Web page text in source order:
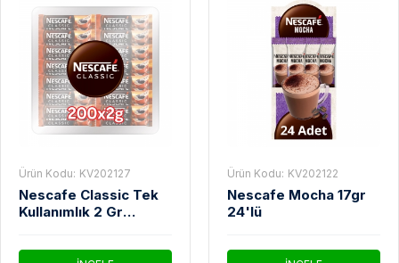
Ürün Kodu: KV202127
Nescafe Classic Tek
Kullanımlık 2 Gr
Ürün Kodu: KV202122
Nescafe Mocha 17gr
24'lü